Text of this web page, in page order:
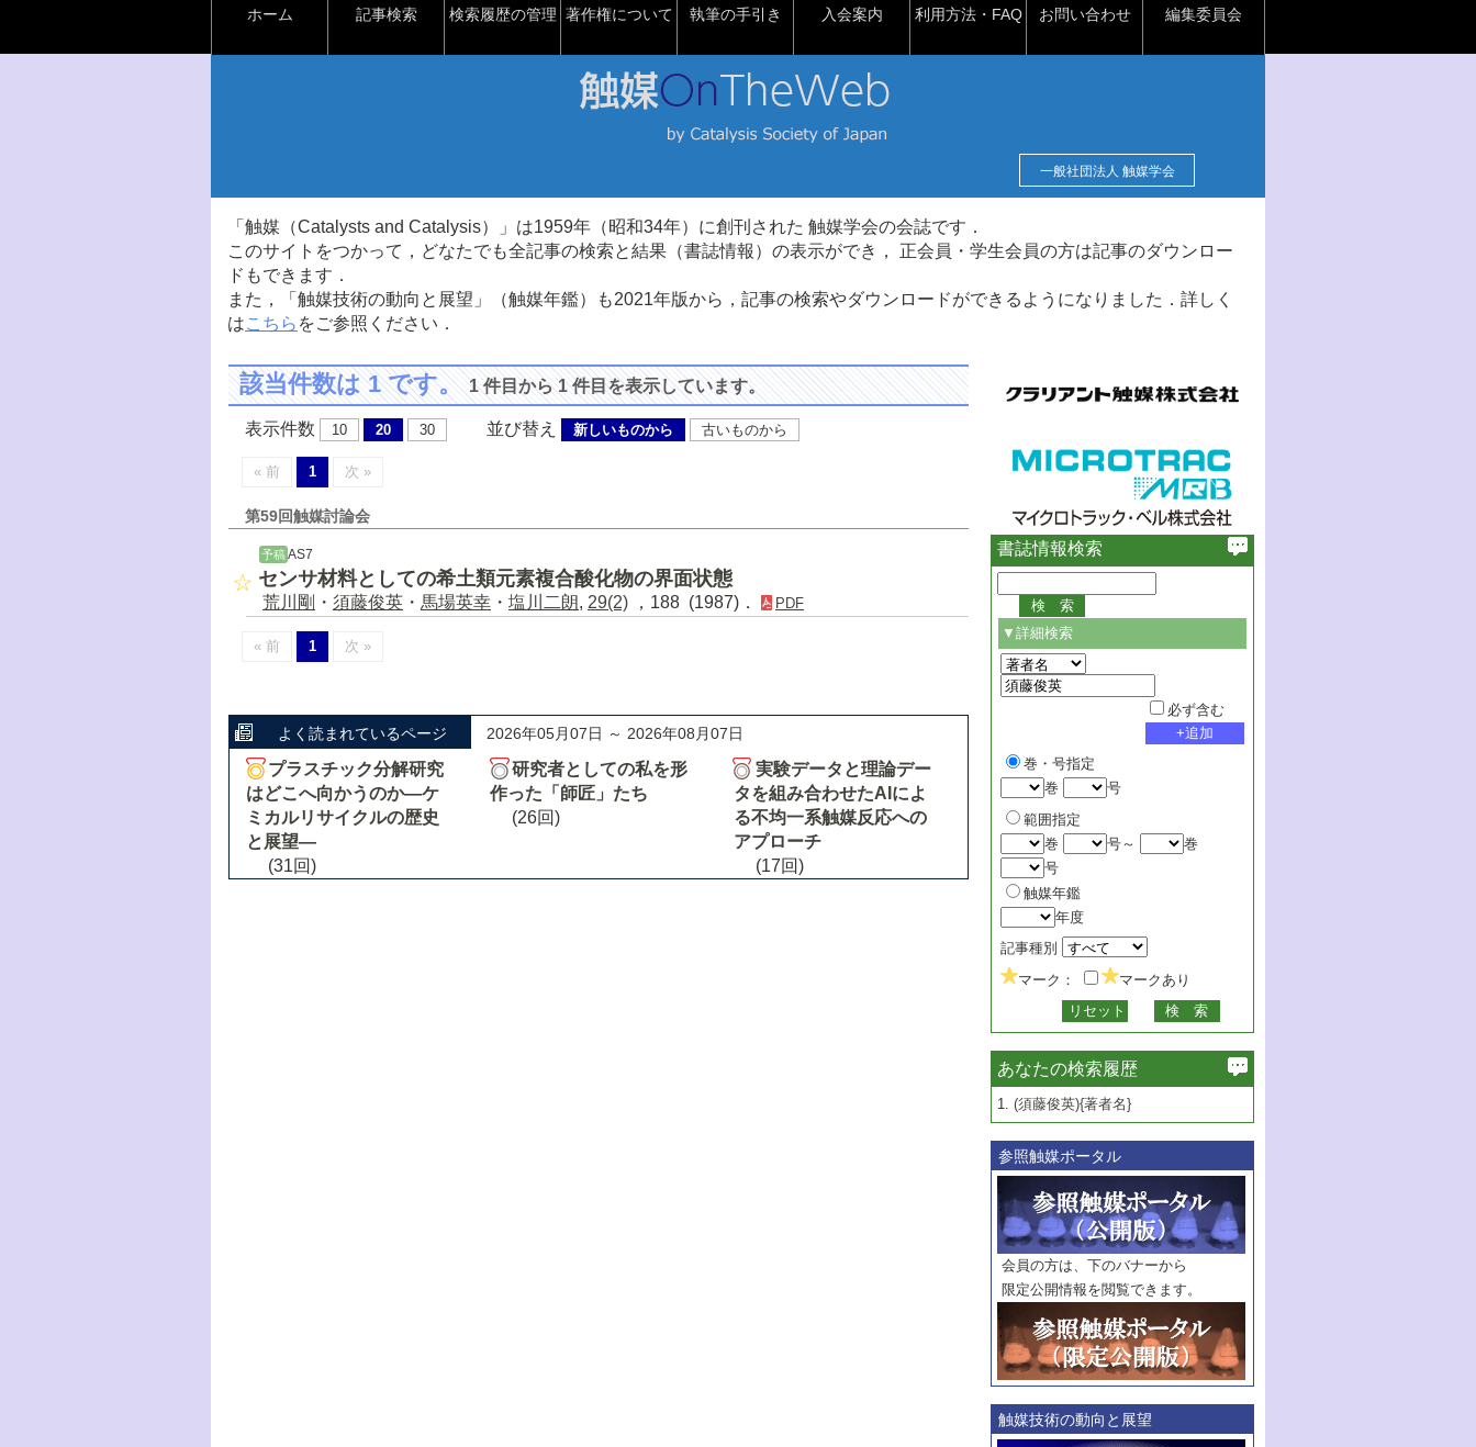
ホーム 記事検索 検索履歴の管理 著作権について 執筆の手引き 入会案内 利用方法・FAQ お問い合わせ 編集委員会
一般社団法人 触媒学会
「触媒（Catalysts and Catalysis）」は1959年（昭和34年）に創刊された 触媒学会の会誌です．
このサイトをつかって，どなたでも全記事の検索と結果（書誌情報）の表示ができ， 正会員・学生会員の方は記事のダウンロー
ドもできます．
また，「触媒技術の動向と展望」（触媒年鑑）も2021年版から，記事の検索やダウンロードができるようになりました．詳しく
はこちら をご参照ください．
該当件数は 1 です。1 件目から 1 件目を表示しています。
表示件数 10 20 30 並び替え 新しいものから 古いものから
« 前 1 次 »
第59回触媒討論会
予稿 AS7
センサ材料としての希土類元素複合酸化物の界面状態
荒川剛 ・ 須藤俊英 ・ 馬場英幸 ・ 塩川二朗, 29(2) ，188 (1987)． PDF
« 前 1 次 »
よく読まれているページ 2026年05月07日 ～ 2026年08月07日
プラスチック分解研究
はどこへ向かうのか―ケ
ミカルリサイクルの歴史
と展望―
(31回)
研究者としての私を形
作った「師匠」たち
(26回)
実験データと理論デー
タを組み合わせたAIによ
る不均一系触媒反応への
アプローチ
(17回)
書誌情報検索
▼詳細検索
必ず含む
巻・号指定
巻
号
範囲指定
巻
号～
巻
号
触媒年鑑
年度
記事種別
マーク：
マークあり
あなたの検索履歴
1. (須藤俊英){著者名}
参照触媒ポータル
会員の方は、下のバナーから
限定公開情報を閲覧できます。
触媒技術の動向と展望